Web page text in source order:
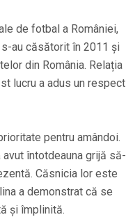
de fotbal a României,
au căsătorit în 2011 și
din România. Relația
lucru a adus un respect
pentru amândoi.
întotdeauna grijă să-
Căsnicia lor este
a demonstrat că se
și împlinită.